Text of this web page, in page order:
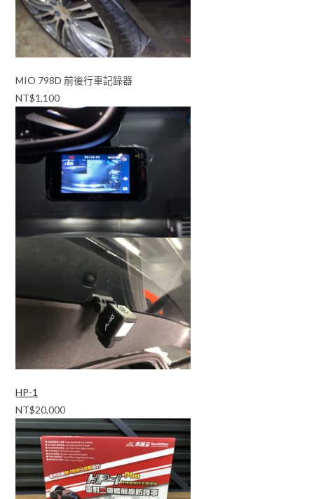
MIO 798D 前後行車記錄器
NT$1,100
HP-1
NT$20,000